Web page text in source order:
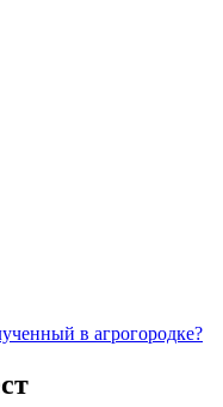
в агрогородке?